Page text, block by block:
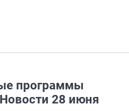
программы
28 июня